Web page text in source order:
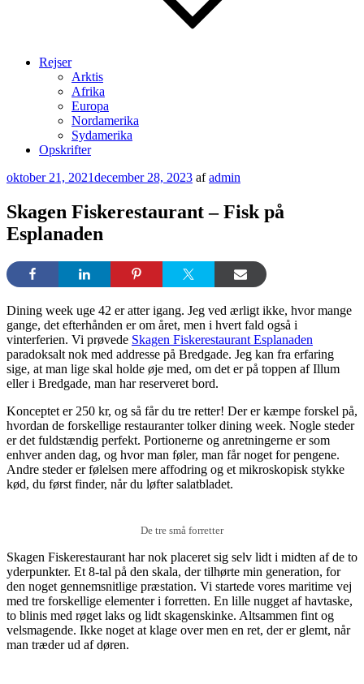
Rejser
Arktis
Afrika
Europa
Nordamerika
Sydamerika
Opskrifter
Udgivet
oktober 21, 2021december 28, 2023 afadmin
Skagen Fiskerestaurant – Fisk på
Esplanaden
Dining week uge 42 er atter igang. Jeg ved ærligt ikke, hvor mange
gange, det efterhånden er om året, men i hvert fald også i
vinterferien. Vi prøvede Skagen Fiskerestaurant Esplanaden
paradoksalt nok med addresse på Bredgade. Jeg kan fra erfaring
sige, at man lige skal holde øje med, om det er på toppen af Illum
eller i Bredgade, man har reserveret bord.
Konceptet er 250 kr, og så får du tre retter! Der er kæmpe forskel på,
hvordan de forskellige restauranter tolker dining week. Nogle steder
er det fuldstændig perfekt. Portionerne og anretningerne er som
enhver anden dag, og hvor man føler, man får noget for pengene.
Andre steder er følelsen mere affodring og et mikroskopisk stykke
kød, du først finder, når du løfter salatbladet.
De tre små forretter
Skagen Fiskerestaurant har nok placeret sig selv lidt i midten af de to
yderpunkter. Et 8-tal på den skala, der tilhørte min generation, for
den noget gennemsnitlige præstation. Vi startede vores maritime vej
med tre forskellige elementer i forretten. En lille nugget af havtaske,
to blinis med røget laks og lidt skagenskinke. Altsammen fint og
velsmagende. Ikke noget at klage over men en ret, der er glemt, når
man træder ud af døren.